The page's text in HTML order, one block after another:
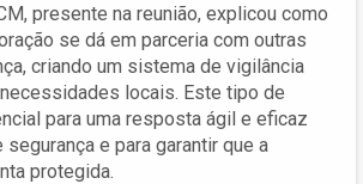
presente na reunião, explicou como
se dá em parceria com outras
criando um sistema de vigilância
locais. Este tipo de
para uma resposta ágil e eficaz
e para garantir que a
protegida.